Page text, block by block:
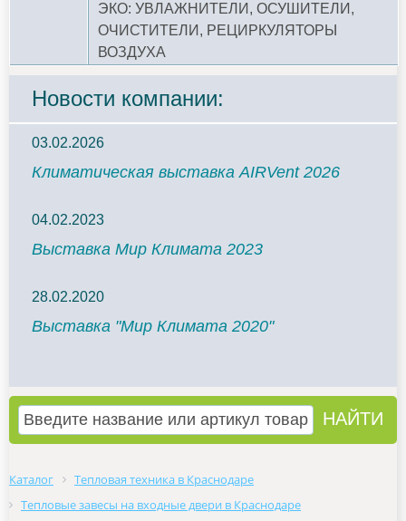
ЭКО: УВЛАЖНИТЕЛИ, ОСУШИТЕЛИ,
ОЧИСТИТЕЛИ, РЕЦИРКУЛЯТОРЫ
ВОЗДУХА
Новости компании:
03.02.2026
Климатическая выставка AIRVent 2026
04.02.2023
Выставка Мир Климата 2023
28.02.2020
Выставка "Мир Климата 2020"
Каталог
Тепловая техника в Краснодаре
Тепловые завесы на входные двери в Краснодаре